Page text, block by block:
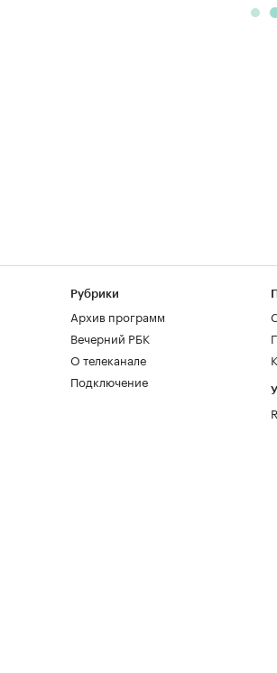
Рубрики
Архив программ
Вечерний РБК
О телеканале
Подключение